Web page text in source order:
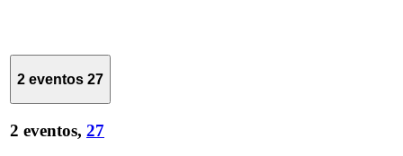
2 eventos 27
2 eventos, 27